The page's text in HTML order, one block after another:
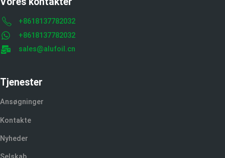
+8618137782032
+8618137782032
sales@alufoil.cn
Tjenester
Ansøgninger
Kontakte
Nyheder